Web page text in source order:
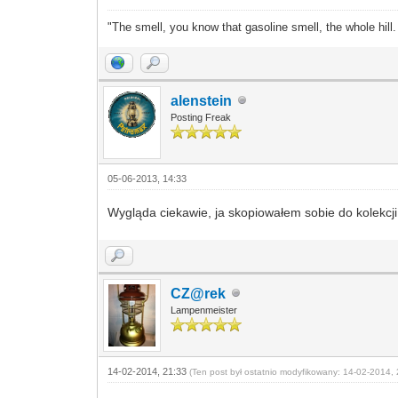
"The smell, you know that gasoline smell, the whole
alenstein
Posting Freak
05-06-2013, 14:33
Wygląda ciekawie, ja skopiowałem sobie do
CZ@rek
Lampenmeister
14-02-2014, 21:33(Ten post był ostatnio modyfikowany: 14-02-